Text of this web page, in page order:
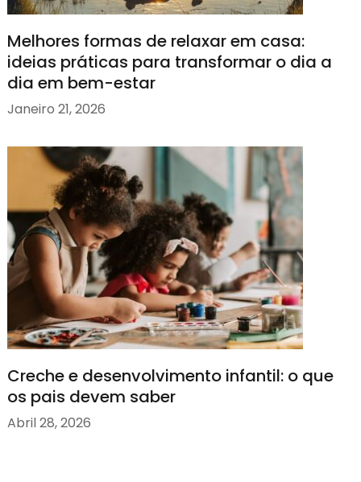
Melhores formas de relaxar em casa:
ideias práticas para transformar o dia a
dia em bem-estar
Janeiro 21, 2026
Creche e desenvolvimento infantil: o que
os pais devem saber
Abril 28, 2026